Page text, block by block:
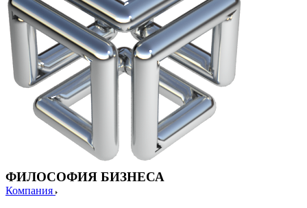
ФИЛОСОФИЯ БИЗНЕСА
Компания